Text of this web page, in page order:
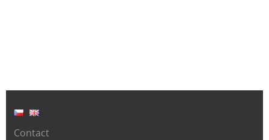
Contact